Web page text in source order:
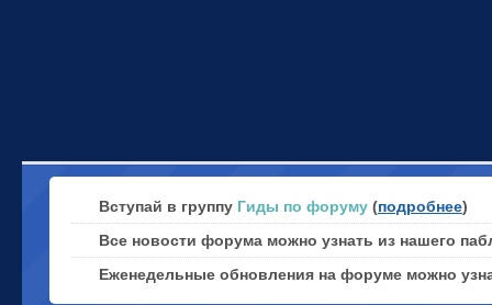
Вступай в группу Гиды по форуму (подробнее)
Все новости форума можно узнать из нашего
Еженедельные обновления на форуме можно